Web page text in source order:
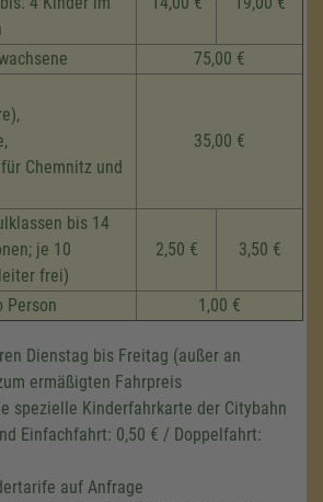
75,00 €
Chemnitz und
35,00 €
bis 14
je 10
frei)
2,50 € 3,50 €
Person 1,00 €
Dienstag bis Freitag (außer an
ermäßigten Fahrpreis
spezielle Kinderfahrkarte der Citybahn
Einfachfahrt: 0,50 € / Doppelfahrt:
auf Anfrage